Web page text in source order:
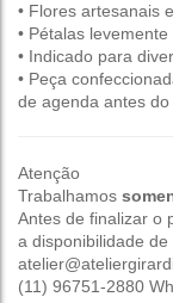
• Flores artesanais
• Pétalas
• Indicado para
• Peça
de agenda antes
Atenção
Trabalhamos
Antes de finalizar o
a disponibilidade
(11) 96751-2880